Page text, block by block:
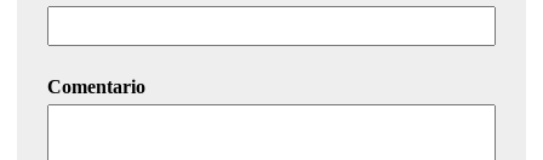
Comentario